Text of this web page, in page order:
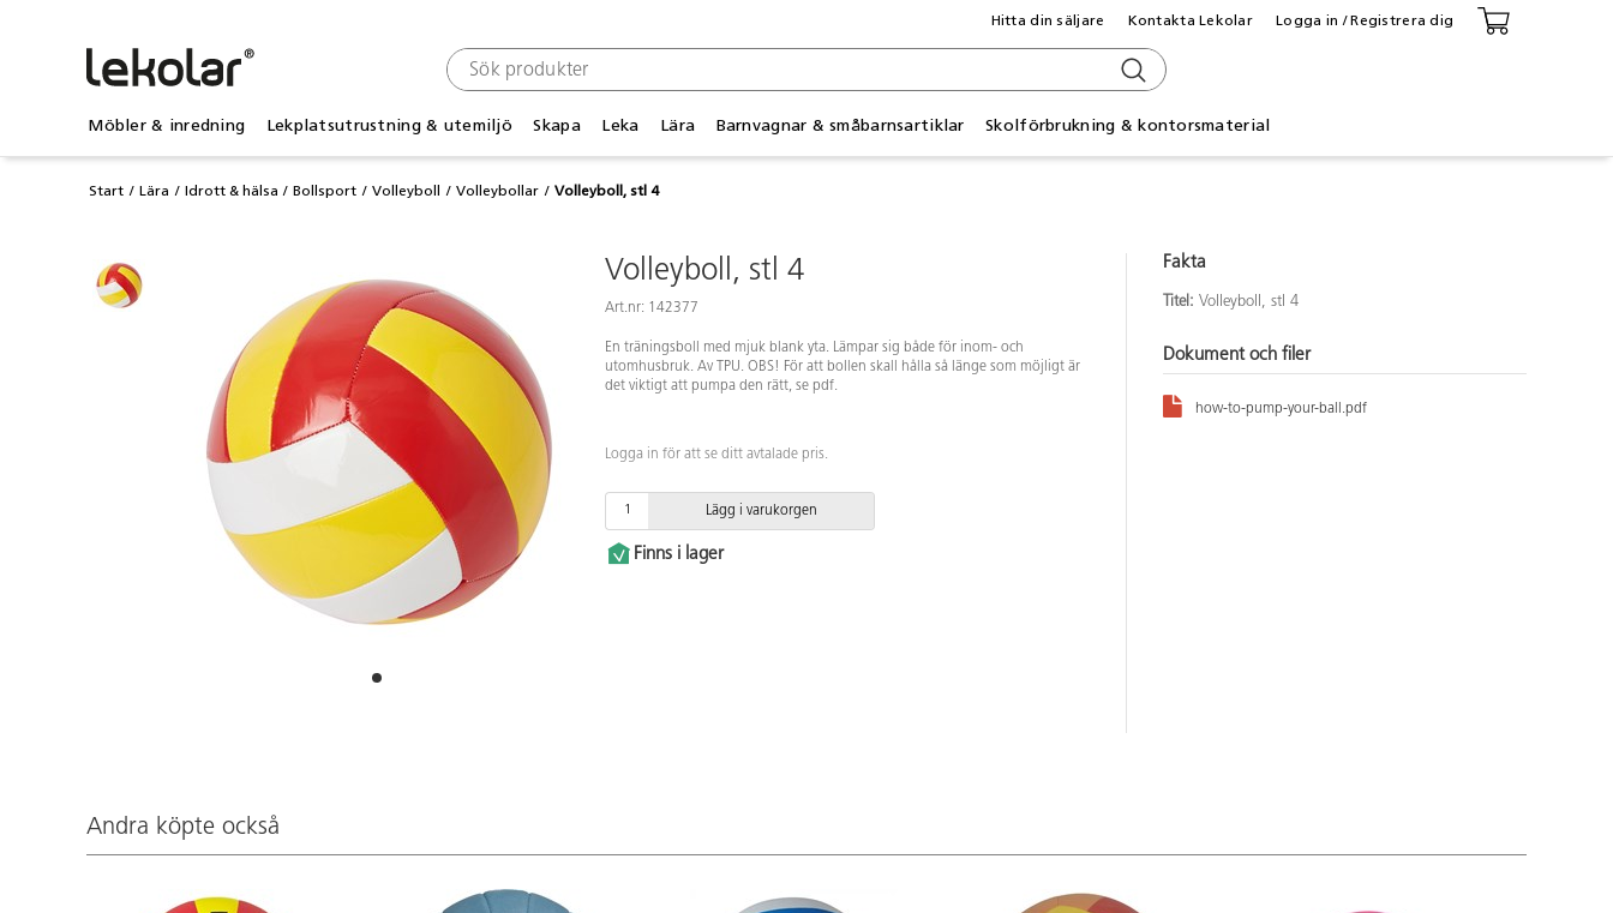
Möbler & inredning Lekplatsutrustning & utemiljö Skapa Leka Lära Barnvagnar & småbarnsartiklar Skolförbrukning & kontorsmaterial
Hitta din säljare Kontakta Lekolar Logga in / Registrera dig
Start Lära Idrott & hälsa Bollsport Volleyboll Volleybollar Volleyboll, stl 4
Volleyboll, stl 4
Art.nr: 142377
En träningsboll med mjuk blank yta. Lämpar sig både för inom- och
utomhusbruk. Av TPU. OBS! För att bollen skall hålla så länge som möjligt är
det viktigt att pumpa den rätt, se pdf.
Logga in för att se ditt avtalade pris.
Lägg i varukorgen
Finns i lager
Fakta
Titel: Volleyboll, stl 4
Dokument och filer
how-to-pump-your-ball.pdf
Andra köpte också